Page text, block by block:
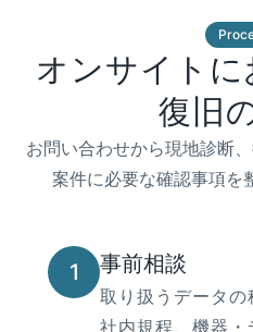
オンサイトに
復旧
お問い合わせから現地診断
案件に必要な確認事項を
1 事前相談
取り扱うデータの
社内規程、機器